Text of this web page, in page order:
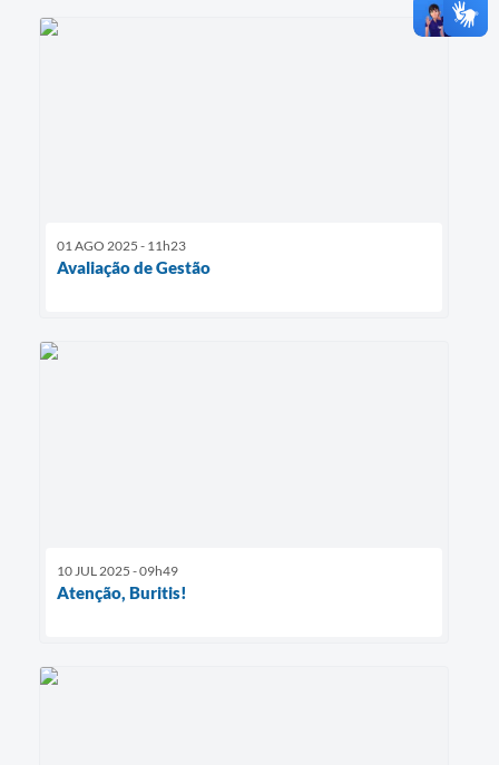
01 AGO 2025 - 11h23
Avaliação de Gestão
10 JUL 2025 - 09h49
Atenção, Buritis!